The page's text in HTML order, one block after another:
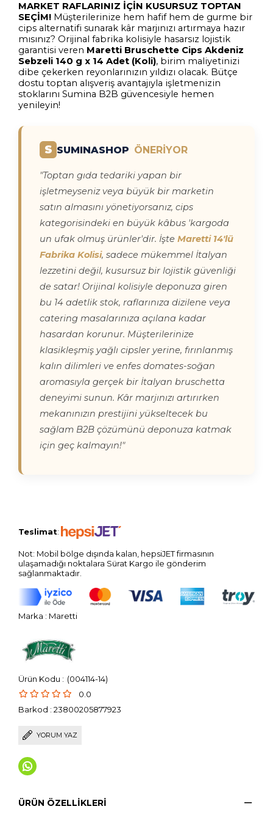
MARKET RAFLARINIZ İÇİN KUSURSUZ TOPTAN
SEÇİM! Müşterilerinize hem hafif hem de gurme bir
cips alternatifi sunarak kâr marjınızı artırmaya hazır
mısınız? Orijinal fabrika kolisiyle hasarsız lojistik
garantisi veren Maretti Bruschette Cips Akdeniz
Sebzeli 140 g x 14 Adet (Koli), birim maliyetinizi
dibe çekerken reyonlarınızın yıldızı olacak. Bütçe
dostu toptan alışveriş avantajıyla işletmenizin
stoklarını Sumina B2B güvencesiyle hemen
yenileyin!
S SUMINASHOP ÖNERİYOR
"Toptan gıda tedariki yapan bir
işletmeyseniz veya büyük bir marketin
satın almasını yönetiyorsanız, cips
kategorisindeki en büyük kâbus 'kargoda
un ufak olmuş ürünler'dir. İşte Maretti 14'lü
Fabrika Kolisi, sadece mükemmel İtalyan
lezzetini değil, kusursuz bir lojistik güvenliği
de satar! Orijinal kolisiyle deponuza giren
bu 14 adetlik stok, raflarınıza dizilene veya
catering masalarınıza açılana kadar
hasardan korunur. Müşterilerinize
klasikleşmiş yağlı cipsler yerine, fırınlanmış
kalın dilimleri ve enfes domates-soğan
aromasıyla gerçek bir İtalyan bruschetta
deneyimi sunun. Kâr marjınızı artırırken
mekanınızın prestijini yükseltecek bu
sağlam B2B çözümünü deponuza katmak
için geç kalmayın!"
Teslimat:
Not: Mobil bölge dışında kalan, hepsiJET firmasının
ulaşamadığı noktalara Sürat Kargo ile gönderim
sağlanmaktadır.
Marka : Maretti
(004114-14)
0.0
Barkod : 23800205877923
YORUM YAZ
ÜRÜN ÖZELLIKLERI